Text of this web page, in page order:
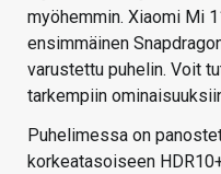
myöhemmin. Xiaomi Mi
ensimmäinen
varustettu puhelin. Voit
tarkempiin
Puhelimessa on
korkeatasoiseen